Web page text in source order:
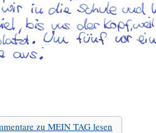
zu MEIN TAG lesen